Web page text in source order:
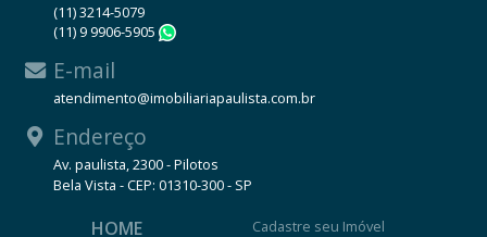
(11) 3214-5079
(11) 9 9906-5905
E-mail
atendimento@imobiliariapaulista.com.br
Endereço
Av. paulista, 2300 - Pilotos
Bela Vista - CEP: 01310-300 - SP
HOME Cadastre seu Imóvel